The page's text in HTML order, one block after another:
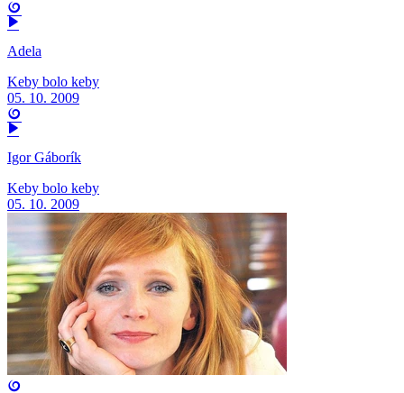
Adela
Keby bolo keby
05. 10. 2009
Igor Gáborík
Keby bolo keby
05. 10. 2009